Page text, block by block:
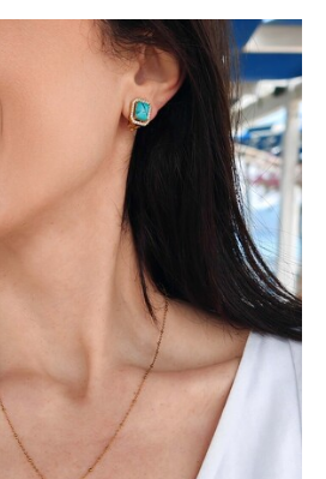
Ariel necklace
17 € (-18%)
14 €